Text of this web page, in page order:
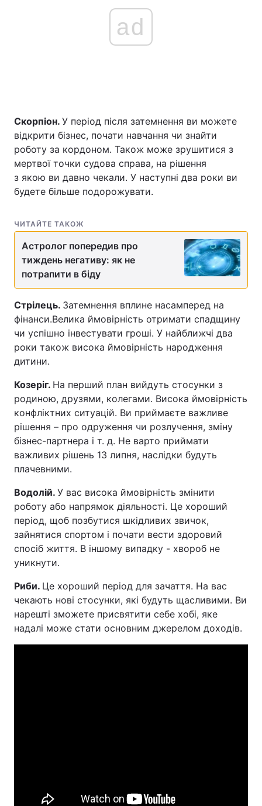
ad
Скорпіон. У період після затемнення ви можете
відкрити бізнес, почати навчання чи знайти
роботу за кордоном. Також може зрушитися з
мертвої точки судова справа, на рішення
з якою ви давно чекали. У наступні два роки ви
будете більше подорожувати.
ЧИТАЙТЕ ТАКОЖ
Астролог попередив про
тиждень негативу: як не
потрапити в біду
Стрілець. Затемнення вплине насамперед на
фінанси.Велика ймовірність отримати спадщину
чи успішно інвестувати гроші. У найближчі два
роки також висока ймовірність народження
дитини.
Козеріг. На перший план вийдуть стосунки з
родиною, друзями, колегами. Висока ймовірність
конфліктних ситуацій. Ви приймаєте важливе
рішення – про одруження чи розлучення, зміну
бізнес-партнера і т. д. Не варто приймати
важливих рішень 13 липня, наслідки будуть
плачевними.
Водолій. У вас висока ймовірність змінити
роботу або напрямок діяльності. Це хороший
період, щоб позбутися шкідливих звичок,
зайнятися спортом і почати вести здоровий
спосіб життя. В іншому випадку - хвороб не
уникнути.
Риби. Це хороший період для зачаття. На вас
чекають нові стосунки, які будуть щасливими. Ви
нарешті зможете присвятити себе хобі, яке
надалі може стати основним джерелом доходів.